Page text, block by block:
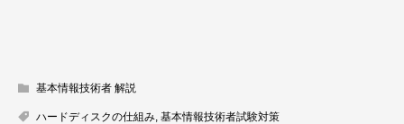
基本情報技術者 解説
ハードディスクの仕組み 基本情報技術者試験対策